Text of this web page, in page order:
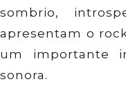
sombrio,
apresentam o
um importante
sonora.